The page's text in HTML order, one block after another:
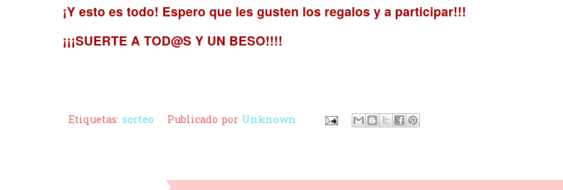
¡Y esto es todo! Espero que les gusten los regalos y a participar!!!
¡¡¡SUERTE A TOD@S Y UN BESO!!!!
Etiquetas: sorteo Publicado por Unknown